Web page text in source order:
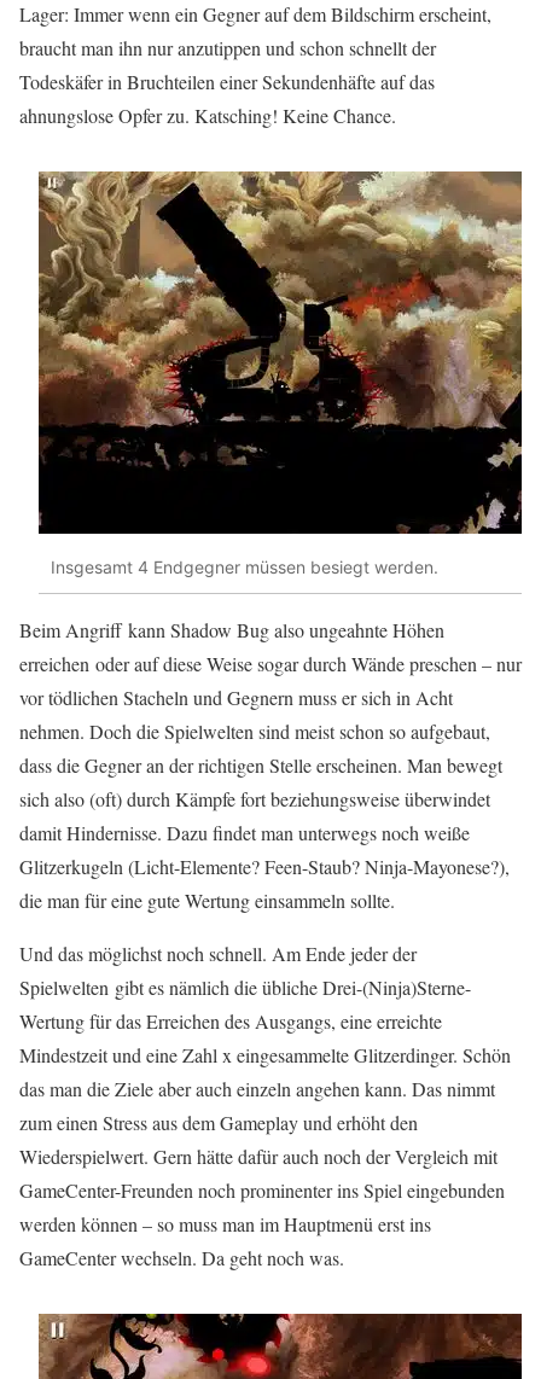
Lager: Immer wenn ein Gegner auf dem Bildschirm erscheint,
braucht man ihn nur anzutippen und schon schnellt der
Todeskäfer in Bruchteilen einer Sekundenhäfte auf das
ahnungslose Opfer zu. Katsching! Keine Chance.
Insgesamt 4 Endgegner müssen besiegt werden.
Beim Angriff kann Shadow Bug also ungeahnte Höhen
erreichen oder auf diese Weise sogar durch Wände preschen – nur
vor tödlichen Stacheln und Gegnern muss er sich in Acht
nehmen. Doch die Spielwelten sind meist schon so aufgebaut,
dass die Gegner an der richtigen Stelle erscheinen. Man bewegt
sich also (oft) durch Kämpfe fort beziehungsweise überwindet
damit Hindernisse. Dazu findet man unterwegs noch weiße
Glitzerkugeln (Licht-Elemente? Feen-Staub? Ninja-Mayonese?),
die man für eine gute Wertung einsammeln sollte.
Und das möglichst noch schnell. Am Ende jeder der
Spielwelten gibt es nämlich die übliche Drei-(Ninja)Sterne-
Wertung für das Erreichen des Ausgangs, eine erreichte
Mindestzeit und eine Zahl x eingesammelte Glitzerdinger. Schön
das man die Ziele aber auch einzeln angehen kann. Das nimmt
zum einen Stress aus dem Gameplay und erhöht den
Wiederspielwert. Gern hätte dafür auch noch der Vergleich mit
GameCenter-Freunden noch prominenter ins Spiel eingebunden
werden können – so muss man im Hauptmenü erst ins
GameCenter wechseln. Da geht noch was.